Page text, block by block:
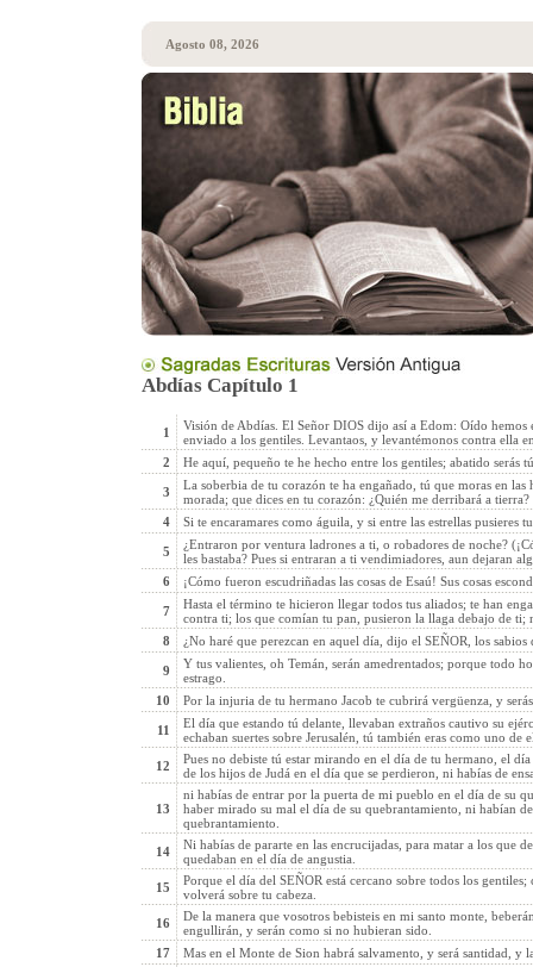
Agosto 08, 2026
Abdías Capítulo 1
1
Visión de Abdías. El Señor DIOS dijo así a Edom: Oído hemos
enviado a los gentiles. Levantaos, y levantémonos contra ella
2
He aquí, pequeño te he hecho entre los gentiles; abatido serás
3
La soberbia de tu corazón te ha engañado, tú que moras en las
morada; que dices en tu corazón: ¿Quién me derribará a tierra?
4
Si te encaramares como águila, y si entre las estrellas pusieres
5
¿Entraron por ventura ladrones a ti, o robadores de noche?
les bastaba? Pues si entraran a ti vendimiadores, aun dejaran
6
¡Cómo fueron escudriñadas las cosas de Esaú! Sus cosas
7
Hasta el término te hicieron llegar todos tus aliados; te han
contra ti; los que comían tu pan, pusieron la llaga debajo de ti;
8
¿No haré que perezcan en aquel día, dijo el SEÑOR, los
9
Y tus valientes, oh Temán, serán amedrentados; porque todo
estrago.
10
Por la injuria de tu hermano Jacob te cubrirá vergüenza, y
11
El día que estando tú delante, llevaban extraños cautivo su
echaban suertes sobre Jerusalén, tú también eras como uno de
12
Pues no debiste tú estar mirando en el día de tu hermano, el
de los hijos de Judá en el día que se perdieron, ni habías de
13
ni habías de entrar por la puerta de mi pueblo en el día de su
haber mirado su mal el día de su quebrantamiento, ni habían
quebrantamiento.
14
Ni habías de pararte en las encrucijadas, para matar a los que
quedaban en el día de angustia.
15
Porque el día del SEÑOR está cercano sobre todos los
volverá sobre tu cabeza.
16
De la manera que vosotros bebisteis en mi santo monte,
engullirán, y serán como si no hubieran sido.
17
Mas en el Monte de Sion habrá salvamento, y será santidad, y